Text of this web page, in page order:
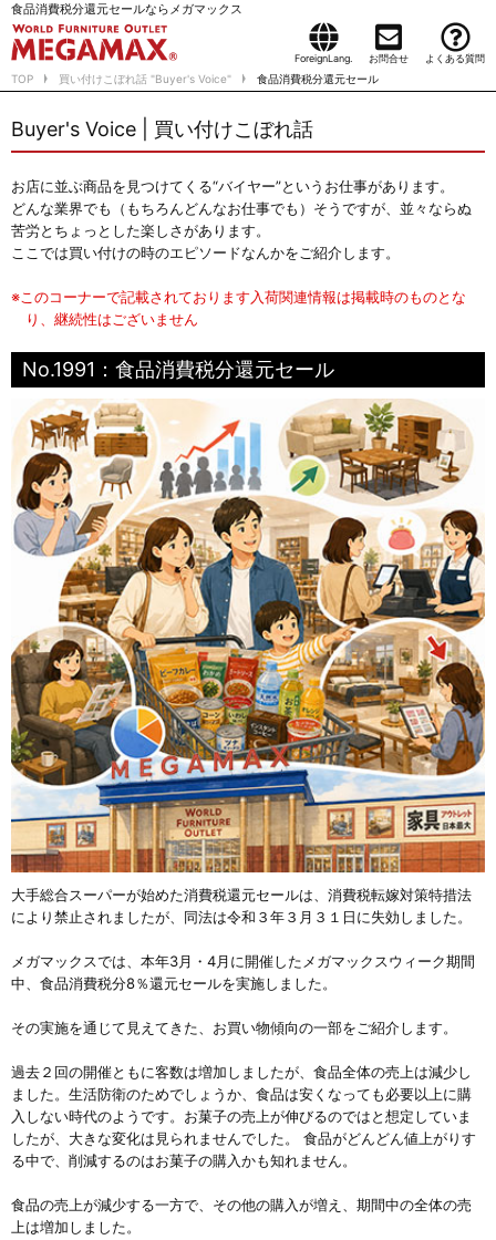
食品消費税分還元セールならメガマックス
ForeignLang. お問合せ よくある質問
TOP 買い付けこぼれ話 "Buyer's Voice" 食品消費税分還元セール
Buyer's Voice | 買い付けこぼれ話
お店に並ぶ商品を見つけてくる“バイヤー”というお仕事があります。
どんな業界でも（もちろんどんなお仕事でも）そうですが、並々ならぬ
苦労とちょっとした楽しさがあります。
ここでは買い付けの時のエピソードなんかをご紹介します。
※このコーナーで記載されております入荷関連情報は掲載時のものとな
り、継続性はございません
No.1991：食品消費税分還元セール
大手総合スーパーが始めた消費税還元セールは、消費税転嫁対策特措法
により禁止されましたが、同法は令和３年３月３１日に失効しました。
メガマックスでは、本年3月・4月に開催したメガマックスウィーク期間
中、食品消費税分8％還元セールを実施しました。
その実施を通じて見えてきた、お買い物傾向の一部をご紹介します。
過去２回の開催ともに客数は増加しましたが、食品全体の売上は減少し
ました。生活防衛のためでしょうか、食品は安くなっても必要以上に購
入しない時代のようです。お菓子の売上が伸びるのではと想定していま
したが、大きな変化は見られませんでした。 食品がどんどん値上がりす
る中で、削減するのはお菓子の購入かも知れません。
食品の売上が減少する一方で、その他の購入が増え、期間中の全体の売
上は増加しました。